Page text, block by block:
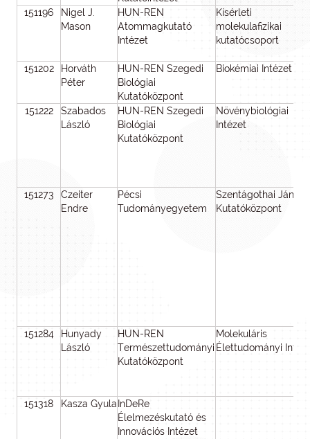
151196
Nigel J.
Mason
HUN-REN
Atommagkutató
Intézet
Kísérleti
molekulafizikai
kutatócsoport
151202
Horváth
Péter
HUN-REN Szegedi
Biológiai
Kutatóközpont
Biokémiai Intézet
151222
Szabados
László
HUN-REN Szegedi
Biológiai
Kutatóközpont
Növénybiológiai
Intézet
151273
Czeiter
Endre
Pécsi
Tudományegyetem
Szentágothai János
Kutatóközpont
151284
Hunyady
László
HUN-REN
Természettudományi
Kutatóközpont
Molekuláris
Élettudományi
151318 Kasza Gyula InDeRe
Élelmezéskutató és
Innovációs Intézet